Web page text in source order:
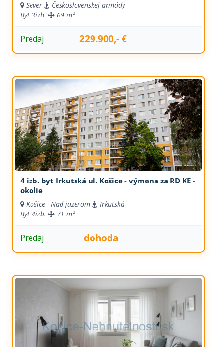
Sever
Československej armády
Byt 3izb. 69 m²
Predaj 229.900,- €
4 izb. byt Irkutská ul. Košice - výmena za RD KE -
okolie
Košice - Nad jazerom
Irkutská
Byt 4izb. 71 m²
Predaj dohoda